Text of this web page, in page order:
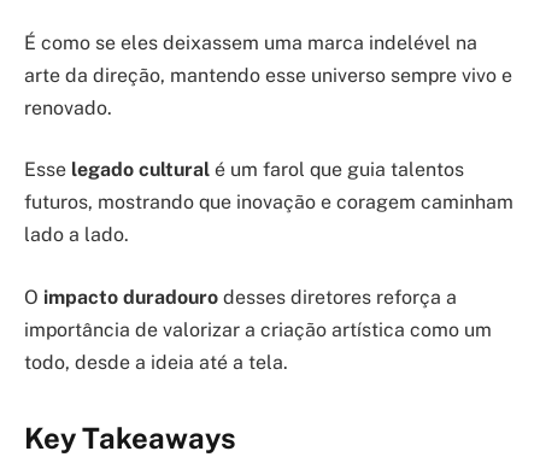
É como se eles deixassem uma marca indelével na
arte da direção, mantendo esse universo sempre vivo e
renovado.
Esse legado cultural é um farol que guia talentos
futuros, mostrando que inovação e coragem caminham
lado a lado.
O impacto duradouro desses diretores reforça a
importância de valorizar a criação artística como um
todo, desde a ideia até a tela.
Key Takeaways